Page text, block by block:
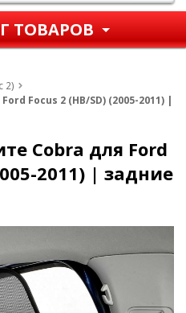
ТОВАРОВ
2)
Focus 2 (HB/SD) (2005-2011) |
Cobra для Ford
2011) | задние